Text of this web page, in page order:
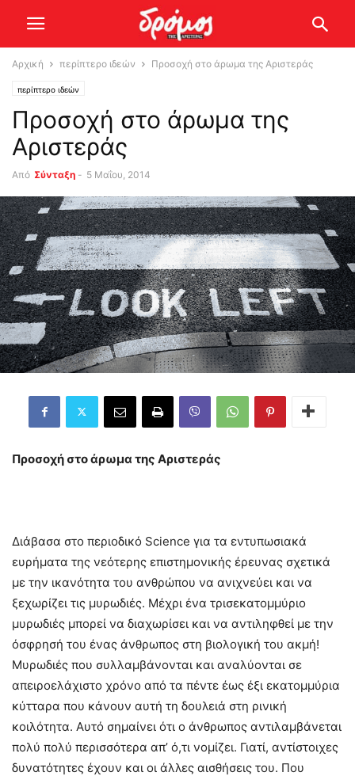
Αρχική περίπτερο ιδεών Προσοχή στο άρωμα της Αριστεράς
περίπτερο ιδεών
Προσοχή στο άρωμα της
Αριστεράς
Από Σύνταξη - 5 Μαΐου, 2014
Προσοχή στο άρωμα της Αριστεράς
Διάβασα στο περιοδικό Science για τα εντυπωσιακά
ευρήματα της νεότερης επιστημονικής έρευνας σχετικά
με την ικανότητα του ανθρώπου να ανιχνεύει και να
ξεχωρίζει τις μυρωδιές. Μέχρι ένα τρισεκατομμύριο
μυρωδιές μπορεί να διαχωρίσει και να αντιληφθεί με την
όσφρησή του ένας άνθρωπος στη βιολογική του ακμή!
Μυρωδιές που συλλαμβάνονται και αναλύονται σε
απειροελάχιστο χρόνο από τα πέντε έως έξι εκατομμύρια
κύτταρα που κάνουν αυτή τη δουλειά στη ρινική
κοιλότητα. Αυτό σημαίνει ότι ο άνθρωπος αντιλαμβάνεται
πολύ πολύ περισσότερα απ’ ό,τι νομίζει. Γιατί, αντίστοιχες
δυνατότητες έχουν και οι άλλες αισθήσεις του. Που